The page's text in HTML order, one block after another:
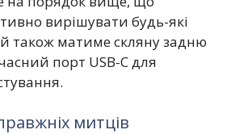
вирішувати будь-які
також матиме скляну задню
порт USB-C для
митців